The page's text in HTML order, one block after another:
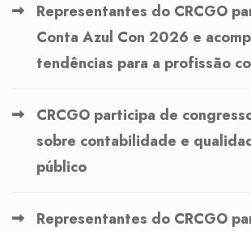
Representantes do CRCGO
Conta Azul Con 2026 e
tendências para a profissão
CRCGO participa de
sobre contabilidade e
público
Representantes do CRCGO